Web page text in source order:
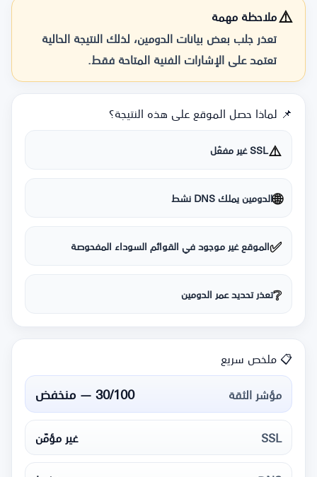
⚠️ملاحظة مهمة
تعذر جلب بعض بيانات الدومين، لذلك النتيجة الحالية
تعتمد على الإشارات الفنية المتاحة فقط.
📌 لماذا حصل الموقع على هذه النتيجة؟
⚠️SSL غير مفعّل
🌐الدومين يملك DNS نشط
✅الموقع غير موجود في القوائم السوداء المفحوصة
❔تعذر تحديد عمر الدومين
📋 ملخص سريع
مؤشر الثقة
30/100 — منخفض
SSL
غير مؤمّن